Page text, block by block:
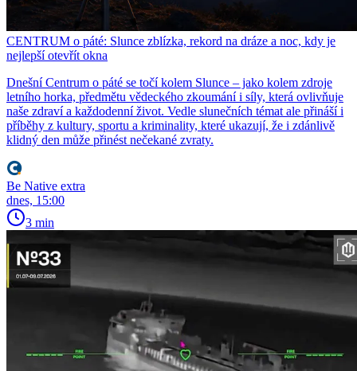
CENTRUM o páté: Slunce zblízka, rekord na dráze a noc, kdy je
nejlepší otevřít okna
Dnešní Centrum o páté se točí kolem Slunce – jako kolem zdroje
letního horka, předmětu vědeckého zkoumání i síly, která ovlivňuje
naše zdraví a každodenní život. Vedle slunečních témat ale přináší i
příběhy z kultury, sportu a kriminality, které ukazují, že i zdánlivě
klidný den může přinést nečekané zvraty.
Be Native extra
dnes, 15:00
3 min